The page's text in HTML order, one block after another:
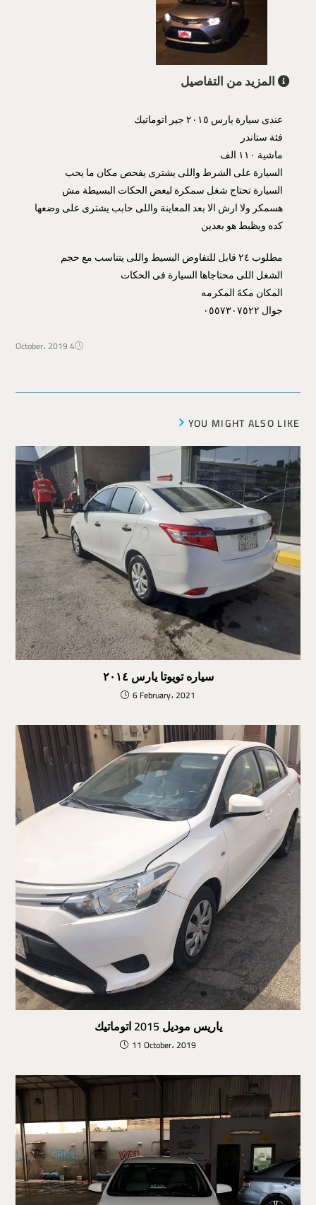
المزيد من التفاصيل
عندى سيارة يارس ٢٠١٥ جير اتوماتيك
فئة ستاندر
ماشية ١١٠ الف
السيارة على الشرط واللى يشترى يفحص مكان ما يحب
السيارة تحتاج شغل سمكرة لبعض الحكات البسيطة مش
هسمكر ولا ارش الا بعد المعاينة واللى حابب يشترى على وضعها
كده ويظبط هو بعدين
مطلوب ٢٤ قابل للتفاوض البسيط واللى يتناسب مع حجم
الشغل اللى محتاجاها السيارة فى الحكات
المكان مكهً المكرمه
جوال ٠٥٥٧٣٠٧٥٢٢
4 October، 2019
YOU MIGHT ALSO LIKE
سياره تويوتا يارس ٢٠١٤
6 February، 2021
ياريس موديل 2015 اتوماتيك
11 October، 2019